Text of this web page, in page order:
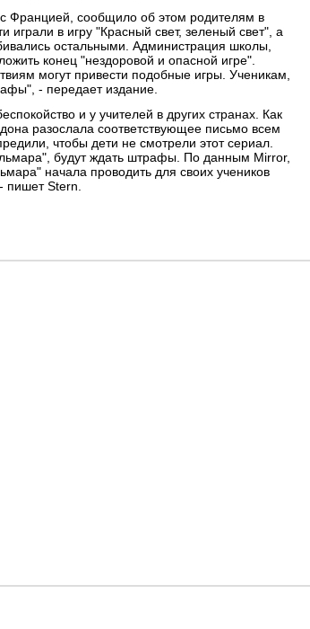
Францией, сообщило об этом родителям в
играли в игру "Красный свет, зеленый свет", а
остальными. Администрация школы,
конец "нездоровой и опасной игре".
могут привести подобные игры. Ученикам,
- передает издание.
и у учителей в других странах. Как
разослала соответствующее письмо всем
чтобы дети не смотрели этот сериал.
будут ждать штрафы. По данным Mirror,
начала проводить для своих учеников
пишет Stern.